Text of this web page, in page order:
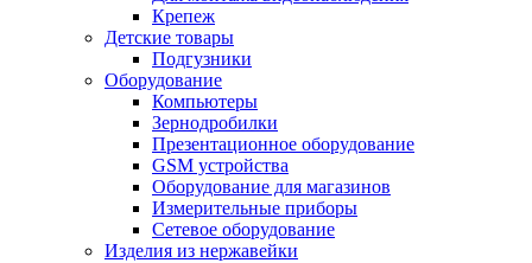
Крепеж
Детские товары
Подгузники
Оборудование
Компьютеры
Зернодробилки
Презентационное оборудование
GSM устройства
Оборудование для магазинов
Измерительные приборы
Сетевое оборудование
Изделия из нержавейки